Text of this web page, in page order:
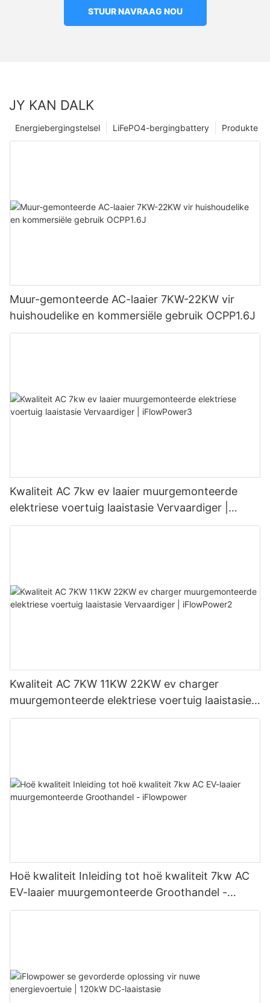
STUUR NAVRAAG NOU
JY KAN DALK
Produkte
LiFePO4-bergingbattery
Energiebergingstelsel
Muur-gemonteerde AC-laaier 7KW-22KW vir
huishoudelike en kommersiële gebruik OCPP1.6J
Kwaliteit AC 7kw ev laaier muurgemonteerde
elektriese voertuig laaistasie Vervaardiger |
iFlowPower3
Kwaliteit AC 7KW 11KW 22KW ev charger
muurgemonteerde elektriese voertuig laaistasie
Vervaardiger | iFlowPower2
Hoë kwaliteit Inleiding tot hoë kwaliteit 7kw AC
EV-laaier muurgemonteerde Groothandel -
iFlowpower